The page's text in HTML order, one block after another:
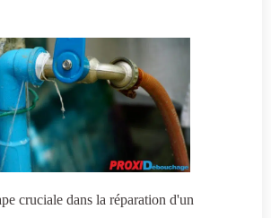
cruciale dans la réparation d'un